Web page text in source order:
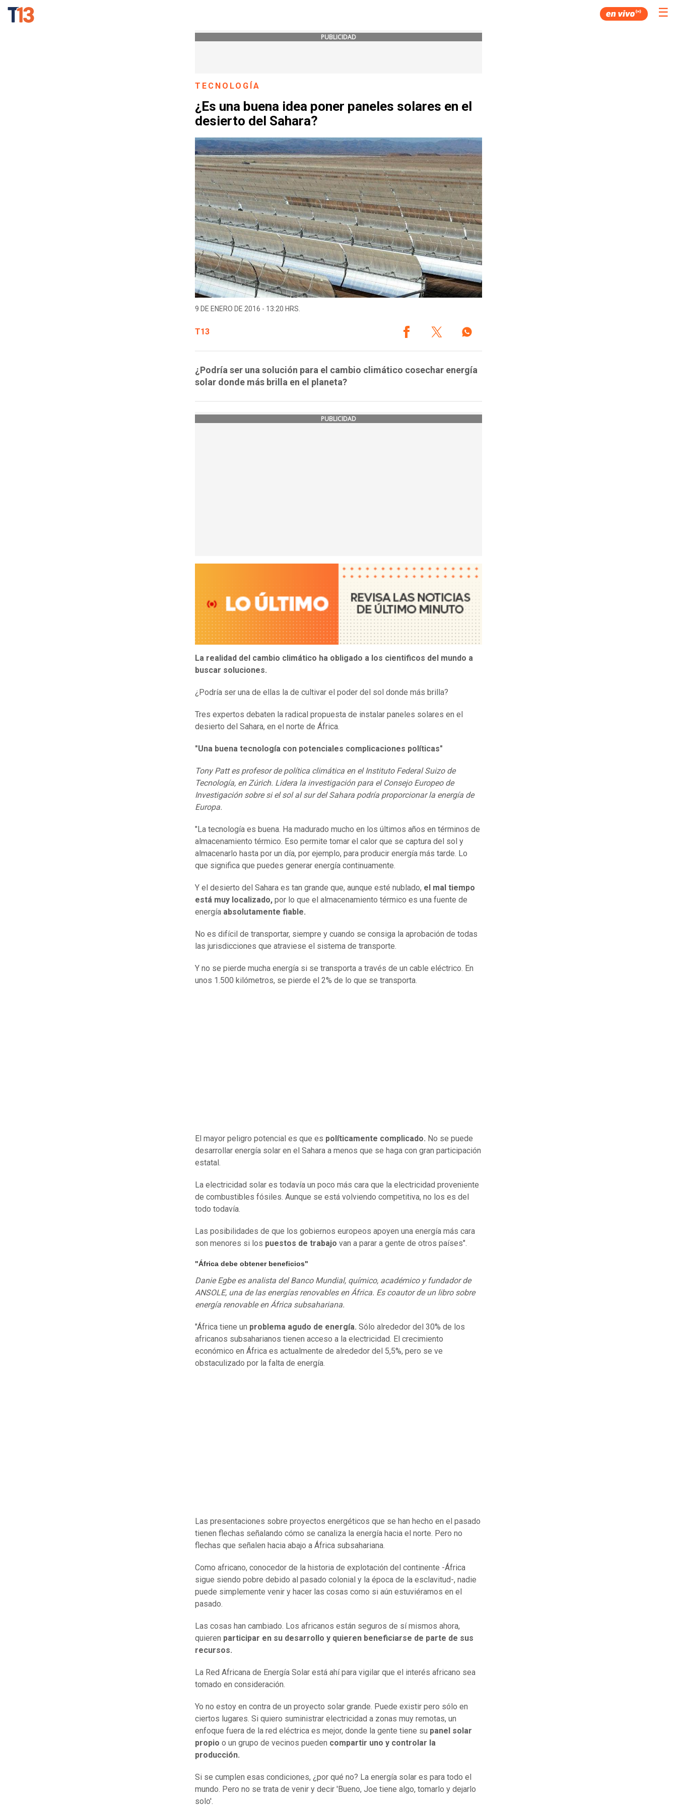
☰
PUBLICIDAD
TECNOLOGÍA
¿Es una buena idea poner paneles solares en el
desierto del Sahara?
9 DE ENERO DE 2016 - 13:20 HRS.
T13
¿Podría ser una solución para el cambio climático cosechar energía
solar donde más brilla en el planeta?
PUBLICIDAD
La realidad del cambio climático ha obligado a los cientificos del mundo a
buscar soluciones.
¿Podría ser una de ellas la de cultivar el poder del sol donde más brilla?
Tres expertos debaten la radical propuesta de instalar paneles solares en el
desierto del Sahara, en el norte de África.
"Una buena tecnología con potenciales complicaciones políticas"
Tony Patt es profesor de política climática en el Instituto Federal Suizo de
Tecnología, en Zúrich. Lidera la investigación para el Consejo Europeo de
Investigación sobre si el sol al sur del Sahara podría proporcionar la energía de
Europa.
"La tecnología es buena. Ha madurado mucho en los últimos años en términos de
almacenamiento térmico. Eso permite tomar el calor que se captura del sol y
almacenarlo hasta por un día, por ejemplo, para producir energía más tarde. Lo
que significa que puedes generar energía continuamente.
Y el desierto del Sahara es tan grande que, aunque esté nublado, el mal tiempo
está muy localizado, por lo que el almacenamiento térmico es una fuente de
energía absolutamente fiable.
No es difícil de transportar, siempre y cuando se consiga la aprobación de todas
las jurisdicciones que atraviese el sistema de transporte.
Y no se pierde mucha energía si se transporta a través de un cable eléctrico. En
unos 1.500 kilómetros, se pierde el 2% de lo que se transporta.
El mayor peligro potencial es que es políticamente complicado. No se puede
desarrollar energía solar en el Sahara a menos que se haga con gran participación
estatal.
La electricidad solar es todavía un poco más cara que la electricidad proveniente
de combustibles fósiles. Aunque se está volviendo competitiva, no los es del
todo todavía.
Las posibilidades de que los gobiernos europeos apoyen una energía más cara
son menores si los puestos de trabajo van a parar a gente de otros países".
"África debe obtener beneficios"
Danie Egbe es analista del Banco Mundial, químico, académico y fundador de
ANSOLE, una de las energías renovables en África. Es coautor de un libro sobre
energía renovable en África subsahariana.
"África tiene un problema agudo de energía. Sólo alrededor del 30% de los
africanos subsaharianos tienen acceso a la electricidad. El crecimiento
económico en África es actualmente de alrededor del 5,5%, pero se ve
obstaculizado por la falta de energía.
Las presentaciones sobre proyectos energéticos que se han hecho en el pasado
tienen flechas señalando cómo se canaliza la energía hacia el norte. Pero no
flechas que señalen hacia abajo a África subsahariana.
Como africano, conocedor de la historia de explotación del continente -África
sigue siendo pobre debido al pasado colonial y la época de la esclavitud-, nadie
puede simplemente venir y hacer las cosas como si aún estuviéramos en el
pasado.
Las cosas han cambiado. Los africanos están seguros de sí mismos ahora,
quieren participar en su desarrollo y quieren beneficiarse de parte de sus
recursos.
La Red Africana de Energía Solar está ahí para vigilar que el interés africano sea
tomado en consideración.
Yo no estoy en contra de un proyecto solar grande. Puede existir pero sólo en
ciertos lugares. Si quiero suministrar electricidad a zonas muy remotas, un
enfoque fuera de la red eléctrica es mejor, donde la gente tiene su panel solar
propio o un grupo de vecinos pueden compartir uno y controlar la
producción.
Si se cumplen esas condiciones, ¿por qué no? La energía solar es para todo el
mundo. Pero no se trata de venir y decir 'Bueno, Joe tiene algo, tomarlo y dejarlo
solo'.